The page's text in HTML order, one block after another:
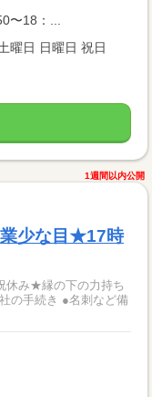
〜18：...
曜日 日曜日 祝日
1週間以内公開
業少な目★17時
休み★縁の下の力持ち
の手続き ●名刺など備